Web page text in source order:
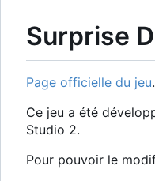
Surprise
Page officielle du jeu.
Ce jeu a été
Studio 2.
Pour pouvoir le